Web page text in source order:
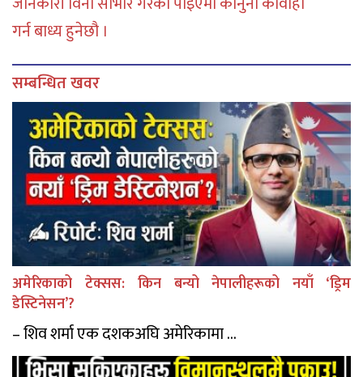
गर्न बाध्य हुनेछौ ।
सम्बन्धित खवर
अमेरिकाको टेक्सस: किन बन्यो नेपालीहरूको नयाँ ‘ड्रिम
डेस्टिनेसन’?
– शिव शर्मा एक दशकअघि अमेरिकामा ...